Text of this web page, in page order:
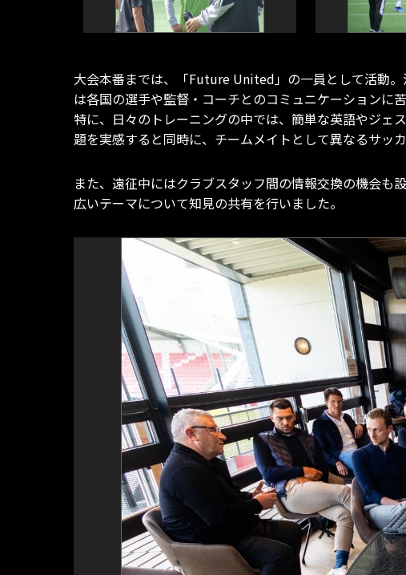
大会本番までは、「Future United」の一員として活動
は各国の選手や監督・コーチとのコミュニケーションに
特に、日々のトレーニングの中では、簡単な英語やジェ
題を実感すると同時に、チームメイトとして異なるサッ
また、遠征中にはクラブスタッフ間の情報交換の機会
広いテーマについて知見の共有を行いました。